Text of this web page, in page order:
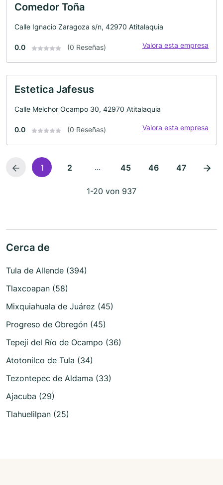
Comedor Toña
Calle Ignacio Zaragoza s/n, 42970 Atitalaquia
0.0 (0 Reseñas) Valora esta empresa
Estetica Jafesus
Calle Melchor Ocampo 30, 42970 Atitalaquia
0.0 (0 Reseñas) Valora esta empresa
1 2 ... 45 46 47
1-20 von 937
Cerca de
Tula de Allende (394)
Tlaxcoapan (58)
Mixquiahuala de Juárez (45)
Progreso de Obregón (45)
Tepeji del Río de Ocampo (36)
Atotonilco de Tula (34)
Tezontepec de Aldama (33)
Ajacuba (29)
Tlahuelilpan (25)